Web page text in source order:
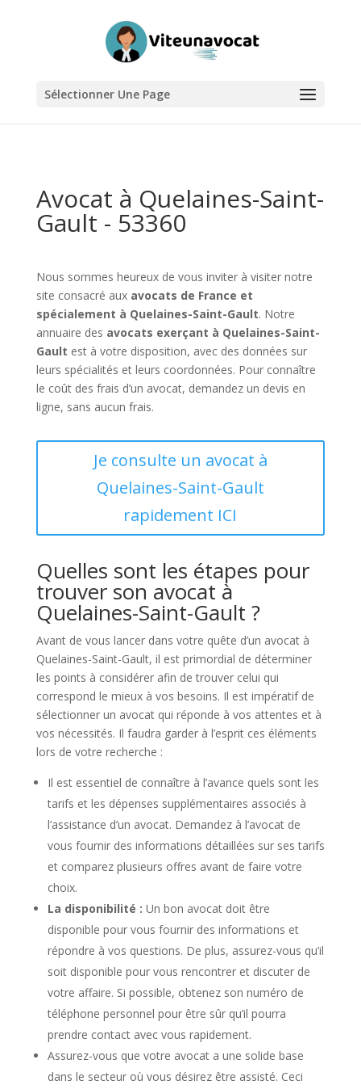
Sélectionner Une Page
Avocat à Quelaines-Saint-
Gault - 53360
Nous sommes heureux de vous inviter à visiter notre
site consacré aux avocats de France et
spécialement à Quelaines-Saint-Gault. Notre
annuaire des avocats exerçant à Quelaines-Saint-
Gault est à votre disposition, avec des données sur
leurs spécialités et leurs coordonnées. Pour connaître
le coût des frais d’un avocat, demandez un devis en
ligne, sans aucun frais.
Je consulte un avocat à
Quelaines-Saint-Gault
rapidement ICI
Quelles sont les étapes pour
trouver son avocat à
Quelaines-Saint-Gault ?
Avant de vous lancer dans votre quête d’un avocat à
Quelaines-Saint-Gault, il est primordial de déterminer
les points à considérer afin de trouver celui qui
correspond le mieux à vos besoins. Il est impératif de
sélectionner un avocat qui réponde à vos attentes et à
vos nécessités. Il faudra garder à l’esprit ces éléments
lors de votre recherche :
Il est essentiel de connaître à l’avance quels sont les
tarifs et les dépenses supplémentaires associés à
l’assistance d’un avocat. Demandez à l’avocat de
vous fournir des informations détaillées sur ses tarifs
et comparez plusieurs offres avant de faire votre
choix.
La disponibilité : Un bon avocat doit être
disponible pour vous fournir des informations et
répondre à vos questions. De plus, assurez-vous qu’il
soit disponible pour vous rencontrer et discuter de
votre affaire. Si possible, obtenez son numéro de
téléphone personnel pour être sûr qu’il pourra
prendre contact avec vous rapidement.
Assurez-vous que votre avocat a une solide base
dans le secteur où vous désirez être assisté. Ceci